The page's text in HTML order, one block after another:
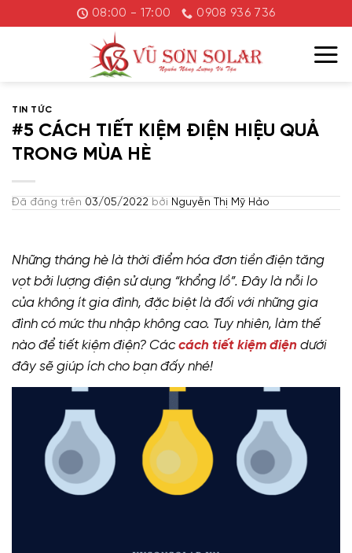
đến
08:00 - 17:00 0908 936 736
TIN TỨC
#5 CÁCH TIẾT KIỆM ĐIỆN HIỆU QUẢ
TRONG MÙA HÈ
Đã đăng trên 03/05/2022 bởi Nguyễn Thị Mỹ Hảo
Những tháng hè là thời điểm hóa đơn tiền điện tăng
vọt bởi lượng điện sử dụng “khổng lồ”. Đây là nỗi lo
của không ít gia đình, đặc biệt là đối với những gia
đình có mức thu nhập không cao. Tuy nhiên, làm thế
nào để tiết kiệm điện? Cáccách tiết kiệm điện dưới
đây sẽ giúp ích cho bạn đấy nhé!